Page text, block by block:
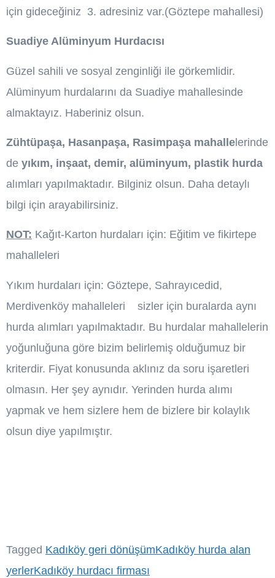
için gideceğiniz 3. adresiniz var.(Göztepe mahallesi)
Suadiye Alüminyum Hurdacısı
Güzel sahili ve sosyal zenginliği ile görkemlidir.
Alüminyum hurdalarını da Suadiye mahallesinde
almaktayız. Haberiniz olsun.
Zühtüpaşa, Hasanpaşa, Rasimpaşa mahalle lerinde
de yıkım, inşaat, demir, alüminyum, plastik hurda
alımları yapılmaktadır. Bilginiz olsun. Daha detaylı
bilgi için arayabilirsiniz.
NOT: Kağıt-Karton hurdaları için: Eğitim ve fikirtepe
mahalleleri
Yıkım hurdaları için: Göztepe, Sahrayıcedid,
Merdivenköy mahalleleri sizler için buralarda aynı
hurda alımları yapılmaktadır. Bu hurdalar mahallelerin
yoğunluğuna göre bizim belirlemiş olduğumuz bir
kriterdir. Fiyat konusunda aklınız da soru işaretleri
olmasın. Her şey aynıdır. Yerinden hurda alımı
yapmak ve hem sizlere hem de bizlere bir kolaylık
olsun diye yapılmıştır.
Tagged Kadıköy geri dönüşümKadıköy hurda alan
yerlerKadıköy hurdacı firması